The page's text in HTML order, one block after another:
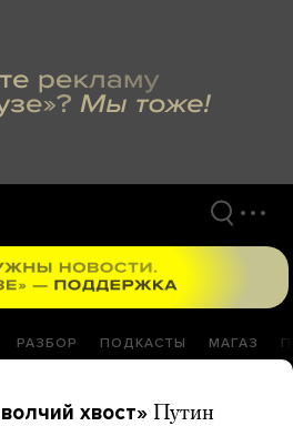
РАЗБОР ПОДКАСТЫ МАГАЗ
хвост» Путин